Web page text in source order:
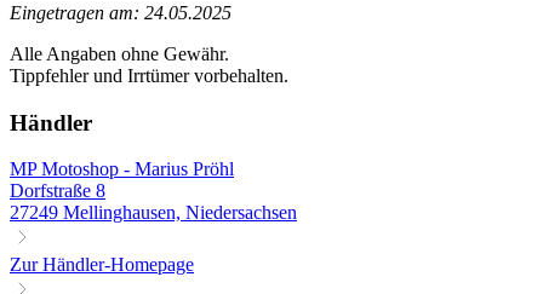
Eingetragen am: 24.05.2025
Alle Angaben ohne Gewähr.
Tippfehler und Irrtümer vorbehalten.
Händler
MP Motoshop - Marius Pröhl
Dorfstraße 8
27249 Mellinghausen, Niedersachsen
Zur Händler-Homepage